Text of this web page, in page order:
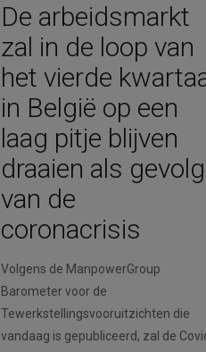
De arbeidsmarkt
zal in de loop van
het vierde
in België op een
laag pitje blijven
draaien als gevolg
van de
coronacrisis
Volgens de ManpowerGroup
Barometer voor de
Tewerkstellingsvooruitzichten die
vandaag is gepubliceerd, zal de